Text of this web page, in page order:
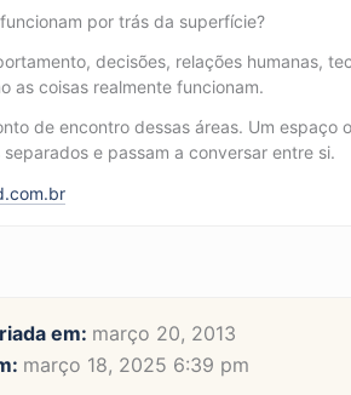
por trás da superfície?
decisões, relações humanas,
as coisas realmente funcionam.
de encontro dessas áreas. Um
e passam a conversar entre si.
em: março 20, 2013
março 18, 2025 6:39 pm